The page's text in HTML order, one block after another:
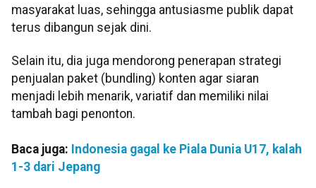
masyarakat luas, sehingga antusiasme publik dapat
terus dibangun sejak dini.
Selain itu, dia juga mendorong penerapan strategi
penjualan paket (bundling) konten agar siaran
menjadi lebih menarik, variatif dan memiliki nilai
tambah bagi penonton.
Baca juga: Indonesia gagal ke Piala Dunia U17, kalah
1-3 dari Jepang